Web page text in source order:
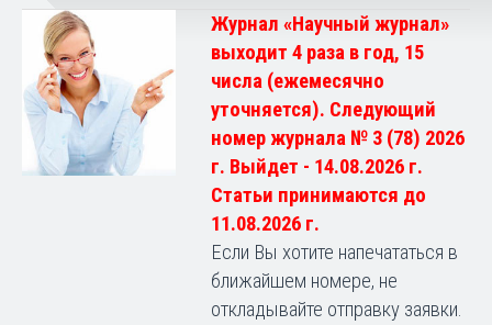
Журнал «Научный журнал»
выходит 4 раза в год, 15
числа (ежемесячно
уточняется). Следующий
номер журнала № 3 (78) 2026
г. Выйдет - 14.08.2026 г.
Статьи принимаются до
11.08.2026 г.
Если Вы хотите напечататься в
ближайшем номере, не
откладывайте отправку заявки.